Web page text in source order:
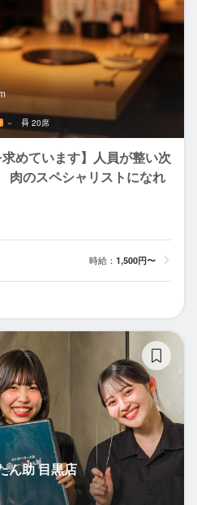
－ 20席
求めています】人員が整い次
のスペシャリストになれ
時給： 1,500円〜
ん助 目黒店